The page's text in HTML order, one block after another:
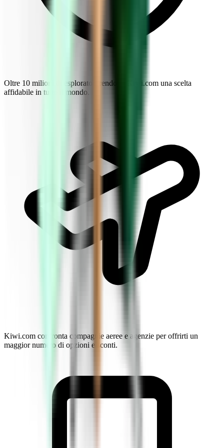
Oltre 10 milioni di esploratori rendono Kiwi.com una scelta
affidabile in tutto il mondo.
Kiwi.com confronta compagnie aeree e agenzie per offrirti un
maggior numero di opzioni e sconti.